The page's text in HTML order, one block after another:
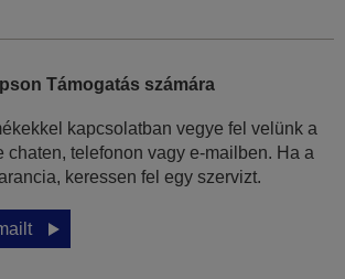
Támogatás számára
kapcsolatban vegye fel velünk a
chaten, telefonon vagy e-mailben. Ha a
keressen fel egy szervizt.